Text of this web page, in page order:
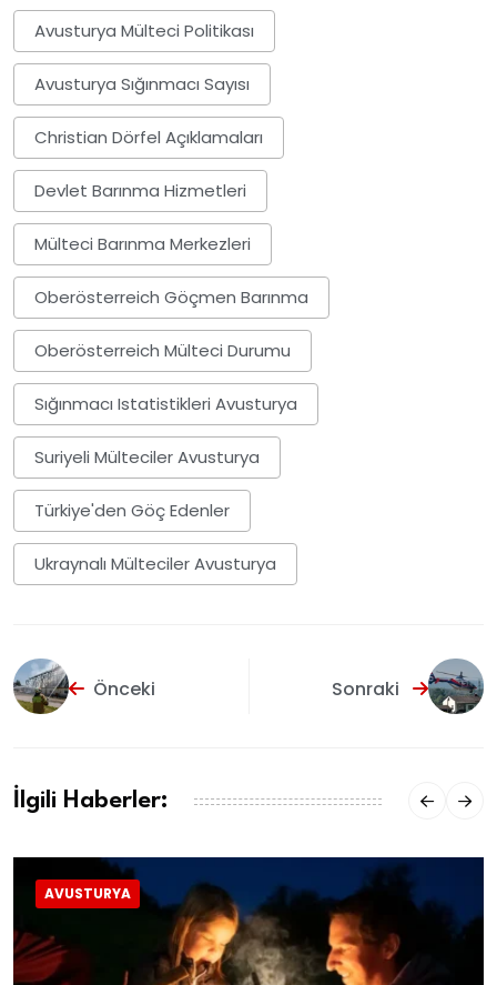
Avusturya Mülteci Politikası
Avusturya Sığınmacı Sayısı
Christian Dörfel Açıklamaları
Devlet Barınma Hizmetleri
Mülteci Barınma Merkezleri
Oberösterreich Göçmen Barınma
Oberösterreich Mülteci Durumu
Sığınmacı Istatistikleri Avusturya
Suriyeli Mülteciler Avusturya
Türkiye'den Göç Edenler
Ukraynalı Mülteciler Avusturya
Önceki Sonraki
İlgili Haberler:
AVUSTURYA